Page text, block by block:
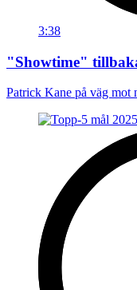
3:38
"Showtime"
Patrick Kane på väg mot